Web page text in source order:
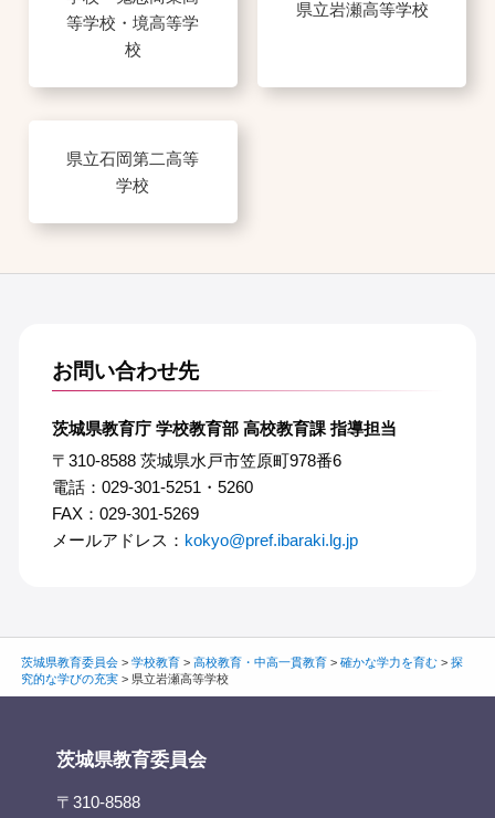
等学校・境高等学
校
県立岩瀬高等学校
県立石岡第二高等
学校
お問い合わせ先
茨城県教育庁 学校教育部 高校教育課 指導担当
〒310-8588 茨城県水戸市笠原町978番6
電話：029-301-5251・5260
FAX：029-301-5269
メールアドレス： kokyo@pref.ibaraki.lg.jp
茨城県教育委員会> 学校教育> 高校教育・中高一貫教育> 確かな学力を育む> 探
究的な学びの充実> 県立岩瀬高等学校
茨城県教育委員会
〒310-8588